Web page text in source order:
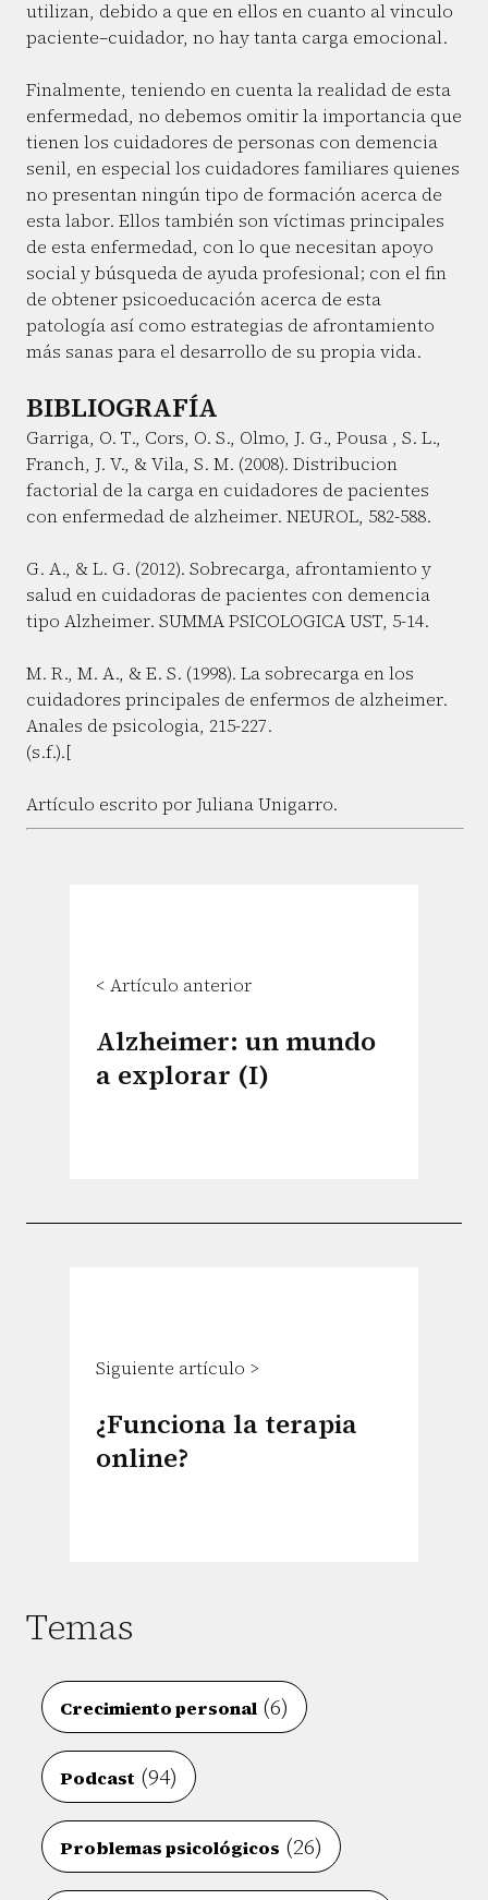
utilizan, debido a que en ellos en cuanto al vinculo
paciente–cuidador, no hay tanta carga emocional.
Finalmente, teniendo en cuenta la realidad de esta
enfermedad, no debemos omitir la importancia que
tienen los cuidadores de personas con demencia
senil, en especial los cuidadores familiares quienes
no presentan ningún tipo de formación acerca de
esta labor. Ellos también son víctimas principales
de esta enfermedad, con lo que necesitan apoyo
social y búsqueda de ayuda profesional; con el fin
de obtener psicoeducación acerca de esta
patología así como estrategias de afrontamiento
más sanas para el desarrollo de su propia vida.
BIBLIOGRAFÍA
Garriga, O. T., Cors, O. S., Olmo, J. G., Pousa , S. L.,
Franch, J. V., & Vila, S. M. (2008). Distribucion
factorial de la carga en cuidadores de pacientes
con enfermedad de alzheimer. NEUROL, 582-588.
G. A., & L. G. (2012). Sobrecarga, afrontamiento y
salud en cuidadoras de pacientes con demencia
tipo Alzheimer. SUMMA PSICOLOGICA UST, 5-14.
M. R., M. A., & E. S. (1998). La sobrecarga en los
cuidadores principales de enfermos de alzheimer.
Anales de psicologia, 215-227.
(s.f.).[
Artículo escrito por Juliana Unigarro.
< Artículo anterior
Alzheimer: un mundo
a explorar (I)
Siguiente artículo >
¿Funciona la terapia
online?
Temas
Crecimiento personal (6)
Podcast (94)
Problemas psicológicos (26)